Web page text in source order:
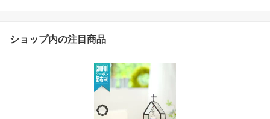
ショップ内の注目商品